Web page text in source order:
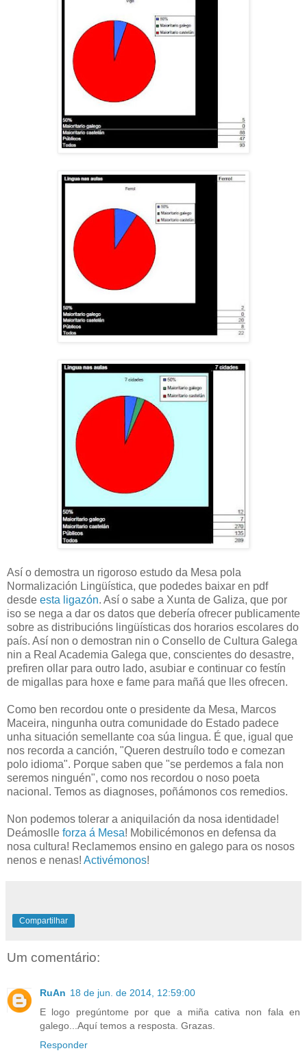
Así o demostra un rigoroso estudo da Mesa pola
Normalización Lingüística, que podedes baixar en pdf
desde esta ligazón. Así o sabe a Xunta de Galiza, que por
iso se nega a dar os datos que debería ofrecer publicamente
sobre as distribucións lingüísticas dos horarios escolares do
país. Así non o demostran nin o Consello de Cultura Galega
nin a Real Academia Galega que, conscientes do desastre,
prefiren ollar para outro lado, asubiar e continuar co festín
de migallas para hoxe e fame para mañá que lles ofrecen.
Como ben recordou onte o presidente da Mesa, Marcos
Maceira, ningunha outra comunidade do Estado padece
unha situación semellante coa súa lingua. É que, igual que
nos recorda a canción, "Queren destruílo todo e comezan
polo idioma". Porque saben que "se perdemos a fala non
seremos ninguén", como nos recordou o noso poeta
nacional. Temos as diagnoses, poñámonos cos remedios.
Non podemos tolerar a aniquilación da nosa identidade!
Deámoslle forza á Mesa! Mobilicémonos en defensa da
nosa cultura! Reclamemos ensino en galego para os nosos
nenos e nenas! Activémonos!
Compartilhar
Um comentário:
RuAn 18 de jun. de 2014, 12:59:00
E logo pregúntome por que a miña cativa non fala en
galego...Aquí temos a resposta. Grazas.
Responder